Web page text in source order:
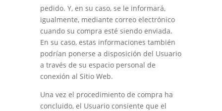
pedido. Y, en su caso, se le informará,
igualmente, mediante correo electrónico
cuando su compra esté siendo enviada.
En su caso, estas informaciones también
podrían ponerse a disposición del Usuario
a través de su espacio personal de
conexión al Sitio Web.
Una vez el procedimiento de compra ha
concluido, el Usuario consiente que el